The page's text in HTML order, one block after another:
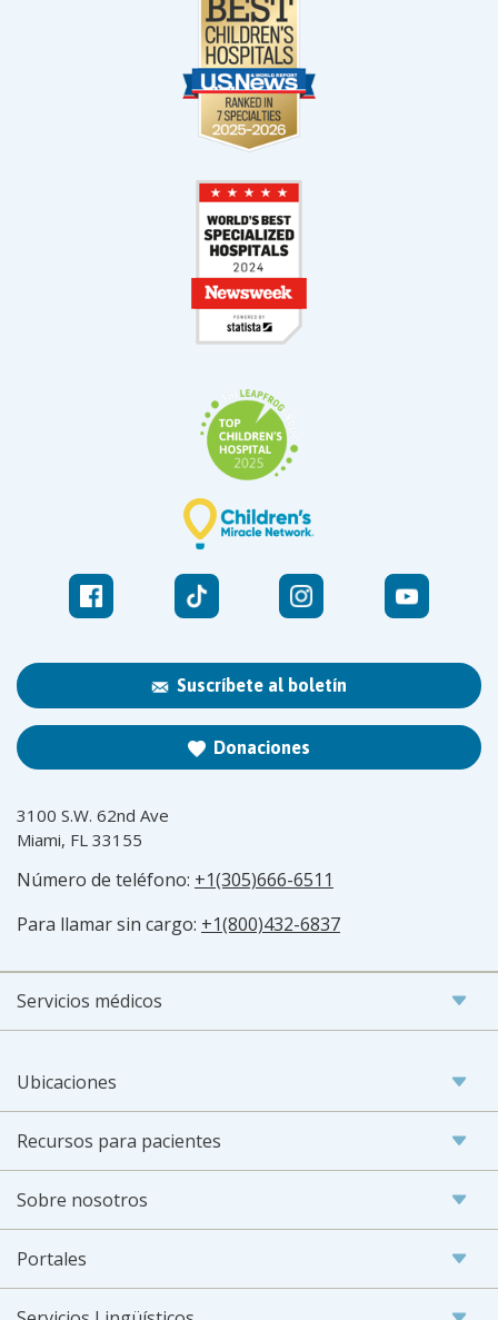
Suscríbete al boletín
Donaciones
3100 S.W. 62nd Ave
Miami, FL 33155
Número de teléfono: +1(305)666-6511
Para llamar sin cargo: +1(800)432-6837
Servicios médicos
Ubicaciones
Recursos para pacientes
Sobre nosotros
Portales